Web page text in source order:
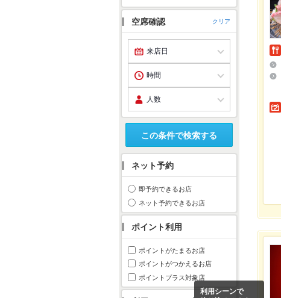
空席確認 クリア
この条件で検索する
ネット予約
即予約できるお店
ネット予約できるお店
ポイント利用
ポイントがたまるお店
ポイントがつかえるお店
ポイントプラス対象店
利用シーンで